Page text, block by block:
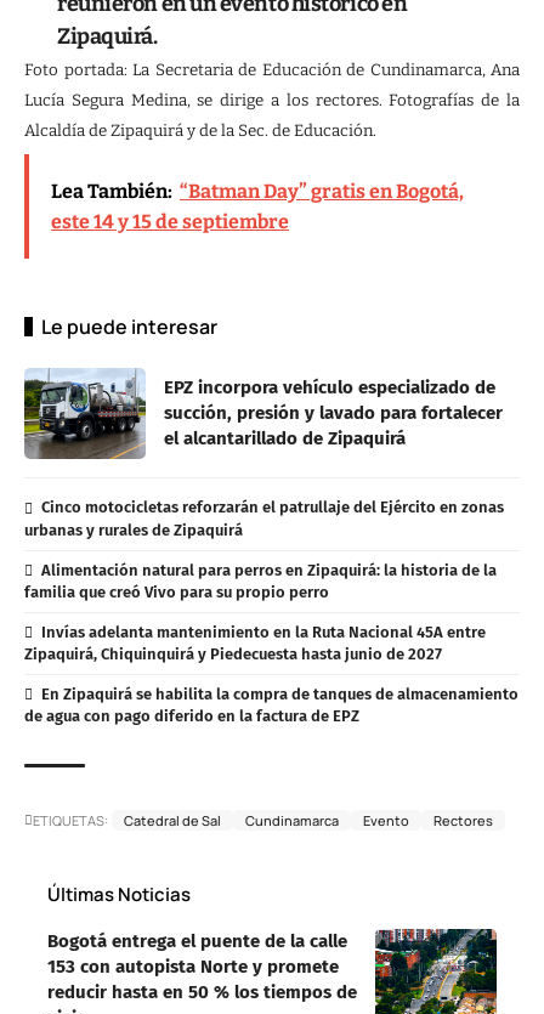
Zipaquirá.
Foto portada: La Secretaria de Educación de Cundinamarca, Ana
Lucía Segura Medina, se dirige a los rectores. Fotografías de la
Alcaldía de Zipaquirá y de la Sec. de Educación.
Lea También: “Batman Day” gratis en Bogotá,
este 14 y 15 de septiembre
Le puede interesar
EPZ incorpora vehículo especializado de
succión, presión y lavado para fortalecer
el alcantarillado de Zipaquirá
Cinco motocicletas reforzarán el patrullaje del Ejército en zonas
urbanas y rurales de Zipaquirá
Alimentación natural para perros en Zipaquirá: la historia de la
familia que creó Vivo para su propio perro
Invías adelanta mantenimiento en la Ruta Nacional 45A entre
Zipaquirá, Chiquinquirá y Piedecuesta hasta junio de 2027
En Zipaquirá se habilita la compra de tanques de almacenamiento
de agua con pago diferido en la factura de EPZ
ETIQUETAS: Catedral de Sal Cundinamarca Evento Rectores
Últimas Noticias
Bogotá entrega el puente de la calle
153 con autopista Norte y promete
reducir hasta en 50 % los tiempos de